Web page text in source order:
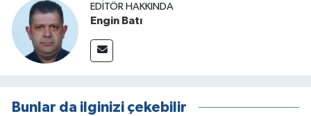
EDITÖR HAKKINDA
Engin Batı
Bunlar da ilginizi çekebilir